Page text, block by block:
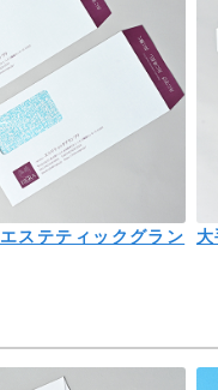
ステティックグラン